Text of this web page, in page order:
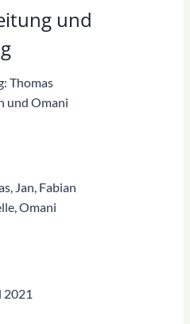
und
Thomas
und Omani
Jan, Fabian
Omani
2021